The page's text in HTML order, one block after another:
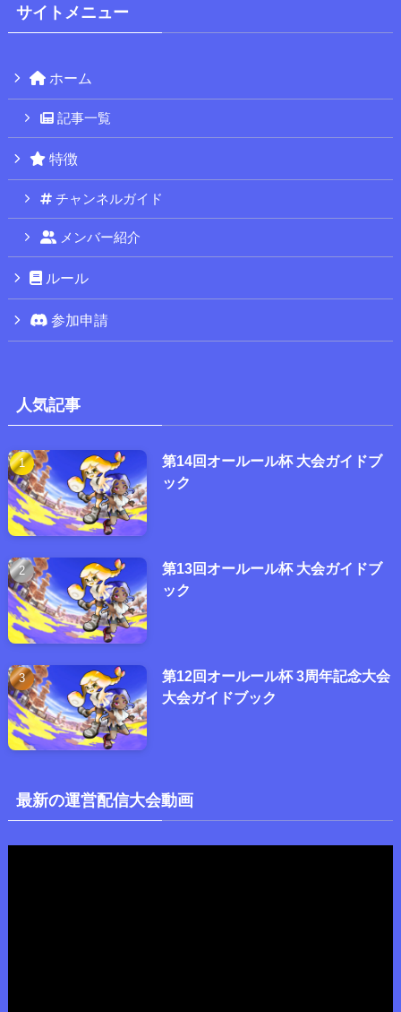
サイトメニュー
ホーム
記事一覧
特徴
チャンネルガイド
メンバー紹介
ルール
参加申請
人気記事
第14回オールール杯 大会ガイドブ
ック
第13回オールール杯 大会ガイドブ
ック
第12回オールール杯 3周年記念大会
大会ガイドブック
最新の運営配信大会動画